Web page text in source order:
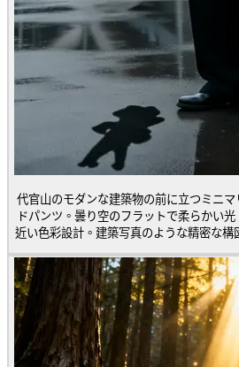
代官山のモダンな建築物の前に立つミニ
ドパンツ。曇り空のフラットで柔らかい
近い色彩設計。建築写真のような精密な